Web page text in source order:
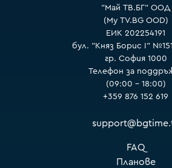
"Май ТВ.БГ" ООД
(My TV.BG OOD)
ЕИК 202254191
бул. "Княз Борис I"
гр. София 1000
Телефон за
(09:00 – 18:00)
+359 876 152 619
FAQ
Планове